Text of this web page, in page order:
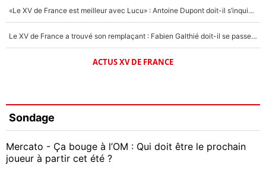
«Le XV de France est meilleur avec Lucu» : Antoine Dupont doit-il s’inquiéter pour sa place ?
Le XV de France a trouvé son remplaçant : Fabien Galthié doit-il se passer d'Antoine Dupont ?
ACTUS XV DE FRANCE
Sondage
Mercato - Ça bouge à l’OM : Qui doit être le prochain
joueur à partir cet été ?